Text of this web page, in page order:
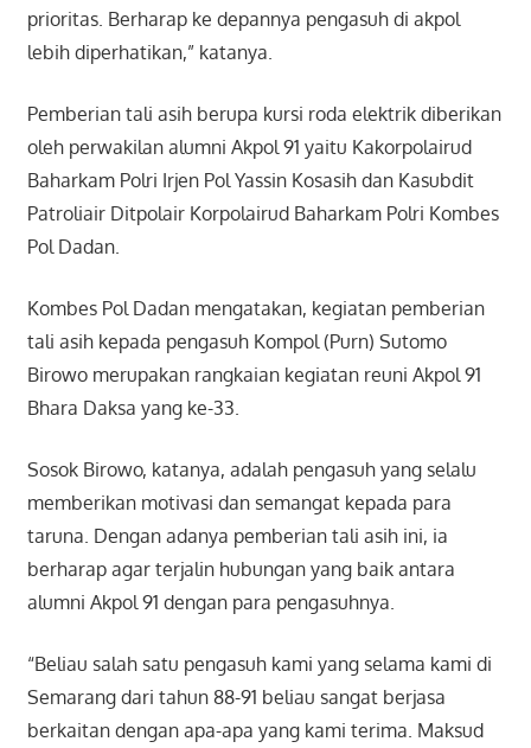
prioritas. Berharap ke depannya pengasuh di akpol
lebih diperhatikan,” katanya.
Pemberian tali asih berupa kursi roda elektrik diberikan
oleh perwakilan alumni Akpol 91 yaitu Kakorpolairud
Baharkam Polri Irjen Pol Yassin Kosasih dan Kasubdit
Patroliair Ditpolair Korpolairud Baharkam Polri Kombes
Pol Dadan.
Kombes Pol Dadan mengatakan, kegiatan pemberian
tali asih kepada pengasuh Kompol (Purn) Sutomo
Birowo merupakan rangkaian kegiatan reuni Akpol 91
Bhara Daksa yang ke-33.
Sosok Birowo, katanya, adalah pengasuh yang selalu
memberikan motivasi dan semangat kepada para
taruna. Dengan adanya pemberian tali asih ini, ia
berharap agar terjalin hubungan yang baik antara
alumni Akpol 91 dengan para pengasuhnya.
“Beliau salah satu pengasuh kami yang selama kami di
Semarang dari tahun 88-91 beliau sangat berjasa
berkaitan dengan apa-apa yang kami terima. Maksud